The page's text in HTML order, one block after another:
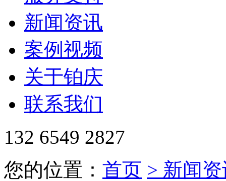
新闻资讯
案例视频
关于铂庆
联系我们
132 6549 2827
您的位置： 首页 > 新闻